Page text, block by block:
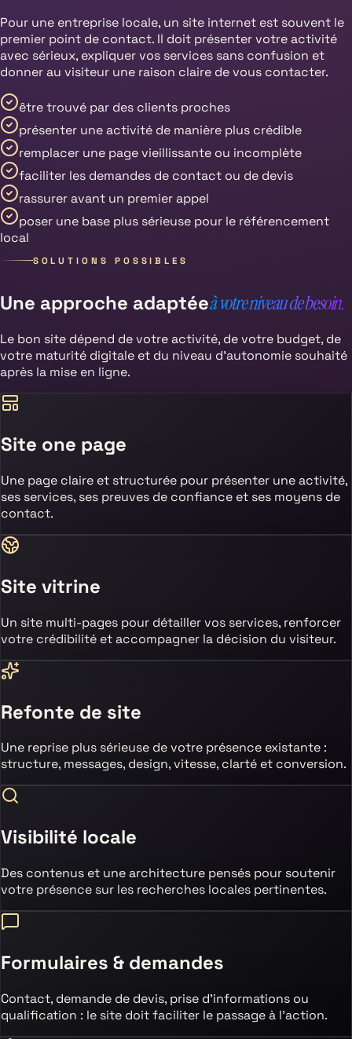
Pour une entreprise locale, un site internet est souvent le
premier point de contact. Il doit présenter votre activité
avec sérieux, expliquer vos services sans confusion et
donner au visiteur une raison claire de vous contacter.
être trouvé par des clients proches
présenter une activité de manière plus crédible
remplacer une page vieillissante ou incomplète
faciliter les demandes de contact ou de devis
rassurer avant un premier appel
poser une base plus sérieuse pour le référencement
local
SOLUTIONS POSSIBLES
Une approche adaptéeà votre niveau de besoin.
Le bon site dépend de votre activité, de votre budget, de
votre maturité digitale et du niveau d’autonomie souhaité
après la mise en ligne.
Site one page
Une page claire et structurée pour présenter une activité,
ses services, ses preuves de confiance et ses moyens de
contact.
Site vitrine
Un site multi-pages pour détailler vos services, renforcer
votre crédibilité et accompagner la décision du visiteur.
Refonte de site
Une reprise plus sérieuse de votre présence existante :
structure, messages, design, vitesse, clarté et conversion.
Visibilité locale
Des contenus et une architecture pensés pour soutenir
votre présence sur les recherches locales pertinentes.
Formulaires & demandes
Contact, demande de devis, prise d’informations ou
qualification : le site doit faciliter le passage à l’action.